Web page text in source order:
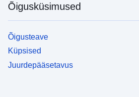
Õigusküsimused
Õigusteave
Küpsised
Juurdepääsetavus